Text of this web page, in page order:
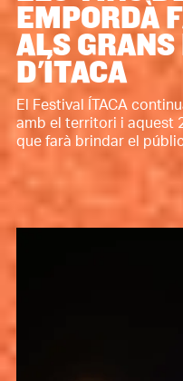
EMPORDÀ
ALS
D'ÍTACA
El Festival ÍTACA
amb el territori i aquest
que farà brindar el